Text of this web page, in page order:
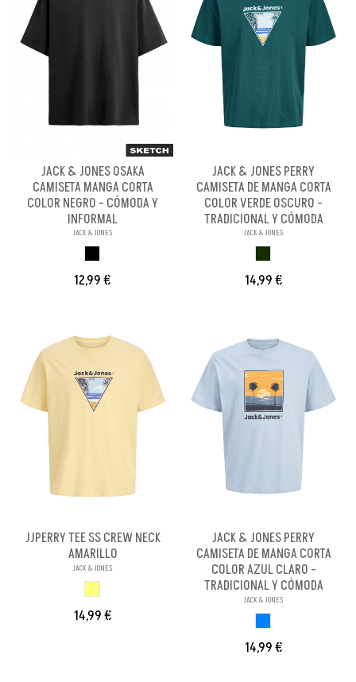
JACK & JONES OSAKA
CAMISETA MANGA CORTA
COLOR NEGRO - CÓMODA Y
INFORMAL
JACK & JONES
12,99 €
JACK & JONES PERRY
CAMISETA DE MANGA CORTA
COLOR VERDE OSCURO -
TRADICIONAL Y CÓMODA
JACK & JONES
14,99 €
JJPERRY TEE SS CREW NECK
AMARILLO
JACK & JONES
14,99 €
JACK & JONES PERRY
CAMISETA DE MANGA CORTA
COLOR AZUL CLARO -
TRADICIONAL Y CÓMODA
JACK & JONES
14,99 €